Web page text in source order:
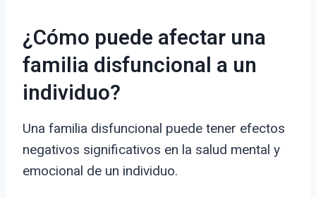
¿Cómo puede afectar una
familia disfuncional a un
individuo?
Una familia disfuncional puede tener efectos
negativos significativos en la salud mental y
emocional de un individuo.